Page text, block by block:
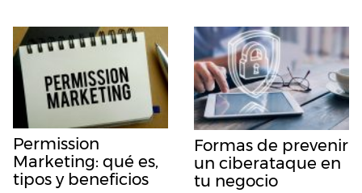
Permission
Marketing: qué es,
tipos y beneficios
Formas de prevenir
un ciberataque en
tu negocio